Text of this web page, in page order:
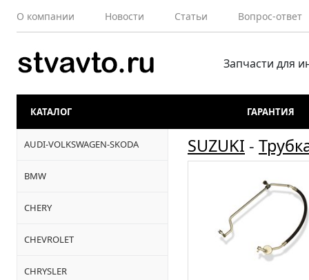
О компании Новости Статьи Вопрос-ответ
Запчасти для
КАТАЛОГ ГАРАНТИЯ
AUDI-VOLKSWAGEN-SKODA
BMW
CHERY
CHEVROLET
CHRYSLER
SUZUKI -